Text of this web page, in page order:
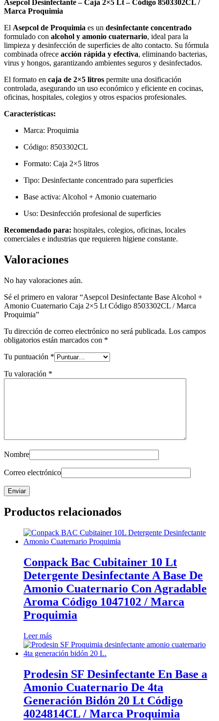
Asepcol Desinfectante – Caja 2×5 Lt – Código 8503302CL /
Marca Proquimia
El Asepcol de Proquimia es un desinfectante concentrado
formulado con alcohol y amonio cuaternario, ideal para la
limpieza y desinfección de superficies de alto contacto. Su fórmula
combinada ofrece acción rápida y efectiva, eliminando bacterias,
virus y hongos, garantizando ambientes seguros y desinfectados.
El formato en caja de 2×5 litros permite una dosificación
controlada, asegurando un uso económico y eficiente en cocinas,
oficinas, hospitales, colegios y otros espacios profesionales.
Características:
Marca: Proquimia
Código: 8503302CL
Formato: Caja 2×5 litros
Tipo: Desinfectante concentrado para superficies
Base activa: Alcohol + Amonio cuaternario
Uso: Desinfección profesional de superficies
Recomendado para: hospitales, colegios, oficinas, locales
comerciales e industrias que requieren higiene constante.
Valoraciones
No hay valoraciones aún.
Sé el primero en valorar “Asepcol Desinfectante Base Alcohol +
Amonio Cuaternario Caja 2×5 Lt Código 8503302CL / Marca
Proquimia”
Tu dirección de correo electrónico no será publicada. Los campos
obligatorios están marcados con *
Tu puntuación *
Tu valoración *
Nombre
Correo electrónico
Productos relacionados
Conpack Bac Cubitainer 10 Lt
Detergente Desinfectante A Base De
Amonio Cuaternario Con Agradable
Aroma Código 1047102 / Marca
Proquimia
Leer más
Prodesin SF Desinfectante En Base a
Amonio Cuaternario De 4ta
Generación Bidón 20 Lt Código
4024814CL / Marca Proquimia